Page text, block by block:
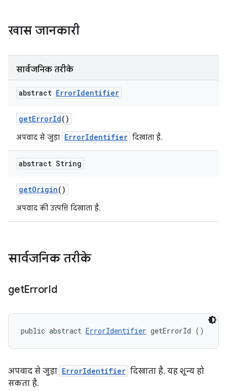
खास जानकारी
सार्वजनिक तरीके
abstract ErrorIdentifier
getErrorId()
अपवाद से जुड़ा ErrorIdentifier दिखाता है.
abstract String
getOrigin()
अपवाद की उत्पत्ति दिखाता है.
सार्वजनिक तरीके
getErrorId
public abstract ErrorIdentifier getErrorId ()
अपवाद से जुड़ा ErrorIdentifier दिखाता है. यह शून्य हो
सकता है.